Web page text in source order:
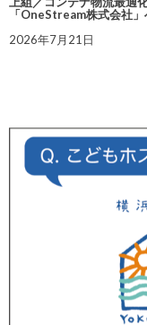
「OneStream株式会社
2026年7月21日